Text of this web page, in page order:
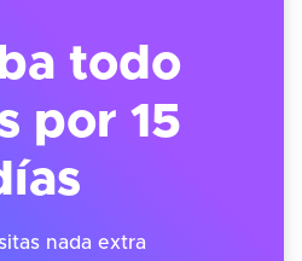
todo
por 15
nada extra